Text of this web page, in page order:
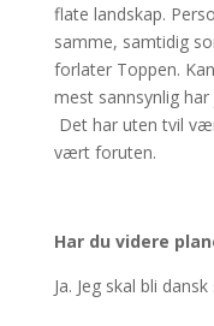
flate landskap.
samme, samtidig
forlater Toppen.
mest sannsynlig
Det har uten tvil
vært foruten.
Har du videre
Ja. Jeg skal bli